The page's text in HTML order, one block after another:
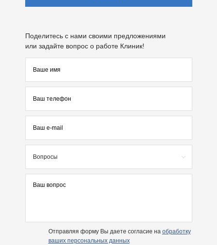
Поделитесь с нами своими предложениями
или задайте вопрос о работе Клиник!
Вопросы
Отправляя форму Вы даете согласие на обработку
ваших персональных данных